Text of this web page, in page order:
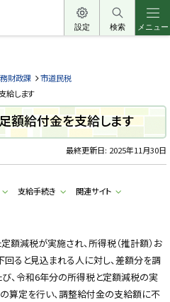
設定 検索 メニュー
財政課
市道民税
給します
額給付金を支給します
最終更新日: 2025年11月30日
支給手続き
関連サイト
減税が実施され、所得税（推計額）お
ると見込まれる人に対し、差額分を調
び、令和6年分の所得税と定額減税の実
算定を行い、調整給付金の支給額に不